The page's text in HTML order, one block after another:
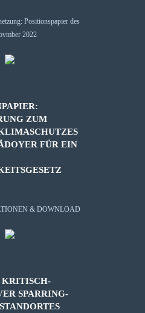
ZUM
FÜR EIN
& DOWNLOAD
KRITISCH-
SPARRING-